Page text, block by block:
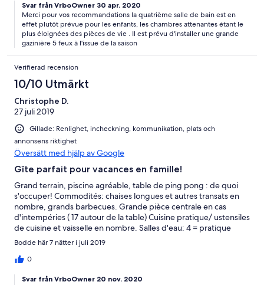
Svar från VrboOwner 30 apr. 2020
Merci pour vos recommandations la quatrième salle de bain est en
effet plutôt prévue pour les enfants, les chambres attenantes étant le
plus éloignées des pièces de vie . Il est prévu d'installer une grande
gazinière 5 feux à l'issue de la saison
Verifierad recension
10/10 Utmärkt
Christophe D.
27 juli 2019
Gillade: Renlighet, incheckning, kommunikation, plats och
annonsens riktighet
Översätt med hjälp av Google
Gîte parfait pour vacances en famille!
Grand terrain, piscine agréable, table de ping pong : de quoi
s'occuper! Commodités: chaises longues et autres transats en
nombre, grands barbecues. Grande pièce centrale en cas
d'intempéries ( 17 autour de la table) Cuisine pratique/ ustensiles
de cuisine et vaisselle en nombre. Salles d'eau: 4 = pratique
pour éviter les "embouteillages" Accueil= ponctualité, amabilité,
disponibilité, simplicité= parfait. Nous étions 17 ( 1 enfant /6
adolescents et 10 adultes) et avons passé une excellente
variés: lecture, footing dans les chemins, repos, baignade, jeux,
Bodde här 7 nätter i juli 2019
0
Svar från VrboOwner 20 nov. 2020